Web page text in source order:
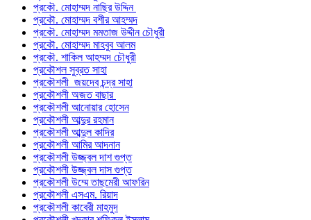
প্রকৌ. মোহাম্মদ নাছির উদ্দিন
প্রকৌ. মোহাম্মদ বশীর আহম্মদ
প্রকৌ. মোহাম্মদ মমতাজ উদ্দীন চৌধুরী
প্রকৌ. মোহাম্মদ মাহবুব আলম
প্রকৌ. শাকিল আহম্মদ চৌধুরী
প্রকৌশল সুব্রত সাহা
প্রকৌশলী জয়দেব চন্দ্র সাহা
প্রকৌশলী অজত বাছার
প্রকৌশলী আনোয়ার হোসেন
প্রকৌশলী আব্দুর রহমান
প্রকৌশলী আব্দুল কাদির
প্রকৌশলী আমির আদনান
প্রকৌশলী উজ্জ্বল দাশ গুপ্ত
প্রকৌশলী উজ্জ্বল দাস গুপ্ত
প্রকৌশলী উম্মে তাছমেরী আফরিন
প্রকৌশলী এসএম. রিয়াদ
প্রকৌশলী কাবেরী মাহমুদ